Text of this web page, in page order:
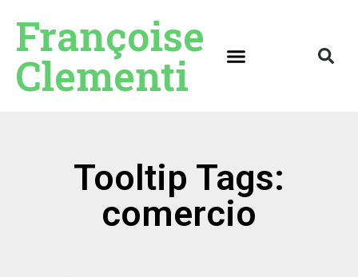
Françoise
Clementi
Tooltip Tags:
comercio